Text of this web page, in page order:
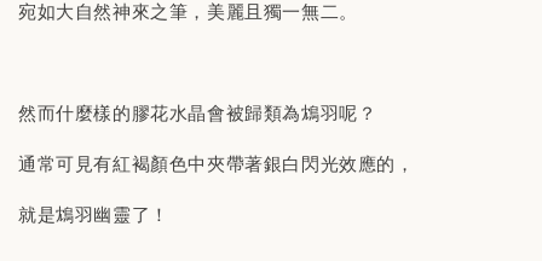
宛如大自然神來之筆，美麗且獨一無二。
然而什麼樣的膠花水晶會被歸類為鴆羽呢？
通常可見有紅褐顏色中夾帶著銀白閃光效應的，
就是鴆羽幽靈了！